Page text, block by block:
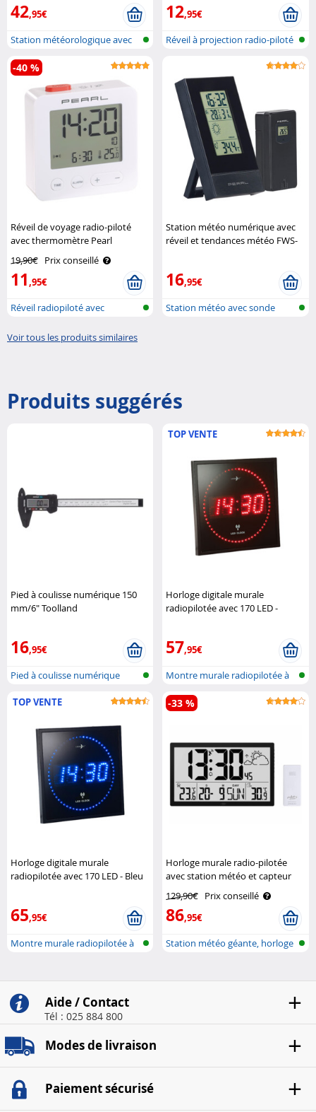
42,95€
Station météorologique avec
écran c..
12,95€
Réveil à projection radio-piloté
Réveil de voyage radio-piloté
avec thermomètre Pearl
19,90€ Prix conseillé
11,95€
-40 %
Réveil radiopiloté avec
Station météo numérique avec
réveil et tendances météo FWS-
16,95€
Station météo avec sonde
Voir tous les produits similaires
Produits suggérés
Pied à coulisse numérique 150
mm/6" Toolland
16,95€
Pied à coulisse numérique
TOP VENTE
Horloge digitale murale
radiopilotée avec 170 LED -
57,95€
Montre murale radiopilotée à
LED
TOP VENTE
Horloge digitale murale
radiopilotée avec 170 LED - Bleu
65,95€
Montre murale radiopilotée à
Horloge murale radio-pilotée
avec station météo et capteur
129,90€ Prix conseillé
86,95€
-33 %
Station météo géante, horloge
Aide / Contact
Tél : 025 884 800
Modes de livraison
Paiement sécurisé